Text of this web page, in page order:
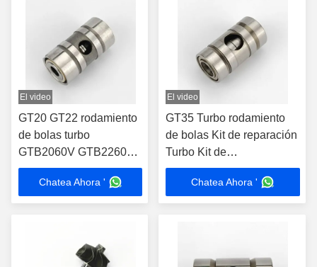
El video
GT20 GT22 rodamiento
de bolas turbo
GTB2060V GTB2260B
Cartucho de piezas
823237 8232375
794877 802774
Chatea Ahora '
El video
GT35 Turbo rodamiento
de bolas Kit de reparación
Turbo Kit de
reconstrucción Turbo Kit
TurboChatea Ahora '